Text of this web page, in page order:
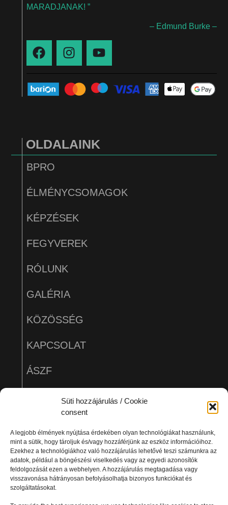
Süti hozzájárulás / Cookie
consent
A legjobb élmények nyújtása érdekében olyan technológiákat használunk,
mint a sütik, hogy tároljuk és/vagy hozzáférjünk az eszköz információihoz.
Ezekhez a technológiákhoz való hozzájárulás lehetővé teszi számunkra az
adatok, például a böngészési viselkedés vagy az egyedi azonosítók
feldolgozását ezen a webhelyen. A hozzájárulás megtagadása vagy
visszavonása hátrányosan befolyásolhatja bizonyos funkciókat és
szolgáltatásokat.
MARADJANAK! ”
– Edmund Burke –
OLDALAINK
BPRO
ÉLMÉNYCSOMAGOK
KÉPZÉSEK
FEGYVEREK
RÓLUNK
GALÉRIA
KÖZÖSSÉG
KAPCSOLAT
ÁSZF
ADATVÉDELEM